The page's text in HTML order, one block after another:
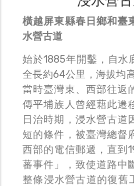
橫越屏東縣春日鄉和臺
水營古道
始於1885年開鑿，自水
全長約64公里，海拔均
當時臺灣東、西部往返
傳平埔族人曾經藉此遷
日治時期，浸水營古道
短的條件，被臺灣總督
西部的電信郵遞，直到
蕃事件」，致使道路中
整條浸水營古道的復舊